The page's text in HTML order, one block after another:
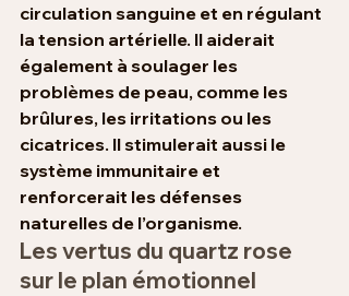
circulation sanguine et en régulant
la tension artérielle. Il aiderait
également à soulager les
problèmes de peau, comme les
brûlures, les irritations ou les
cicatrices. Il stimulerait aussi le
système immunitaire et
renforcerait les défenses
naturelles de l’organisme.
Les vertus du quartz rose
sur le plan émotionnel